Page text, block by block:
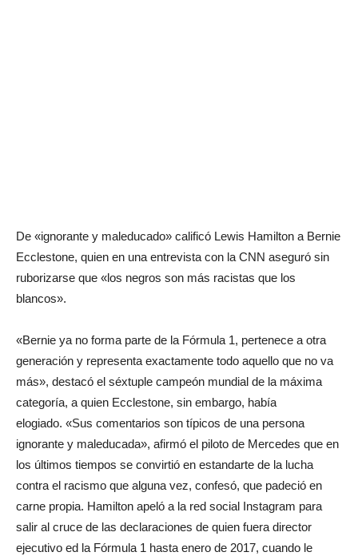
De «ignorante y maleducado» calificó Lewis Hamilton a Bernie
Ecclestone, quien en una entrevista con la CNN aseguró sin
ruborizarse que «los negros son más racistas que los
blancos».
«Bernie ya no forma parte de la Fórmula 1, pertenece a otra
generación y representa exactamente todo aquello que no va
más», destacó el séxtuple campeón mundial de la máxima
categoría, a quien Ecclestone, sin embargo, había
elogiado. «Sus comentarios son típicos de una persona
ignorante y maleducada», afirmó el piloto de Mercedes que en
los últimos tiempos se convirtió en estandarte de la lucha
contra el racismo que alguna vez, confesó, que padeció en
carne propia. Hamilton apeló a la red social Instagram para
salir al cruce de las declaraciones de quien fuera director
ejecutivo ed la Fórmula 1 hasta enero de 2017, cuando le